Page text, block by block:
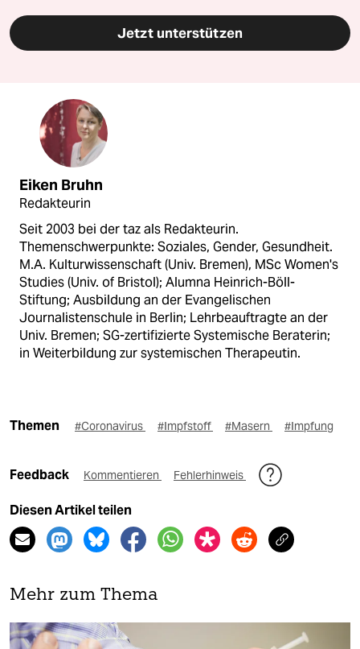
Jetzt unterstützen
Eiken Bruhn
Redakteurin
Seit 2003 bei der taz als Redakteurin.
Themenschwerpunkte: Soziales, Gender, Gesundheit.
M.A. Kulturwissenschaft (Univ. Bremen), MSc Women's
Studies (Univ. of Bristol); Alumna Heinrich-Böll-
Stiftung; Ausbildung an der Evangelischen
Journalistenschule in Berlin; Lehrbeauftragte an der
Univ. Bremen; SG-zertifizierte Systemische Beraterin;
in Weiterbildung zur systemischen Therapeutin.
Themen #Coronavirus #Impfstoff #Masern #Impfung
Feedback Kommentieren Fehlerhinweis
Diesen Artikel teilen
Mehr zum Thema